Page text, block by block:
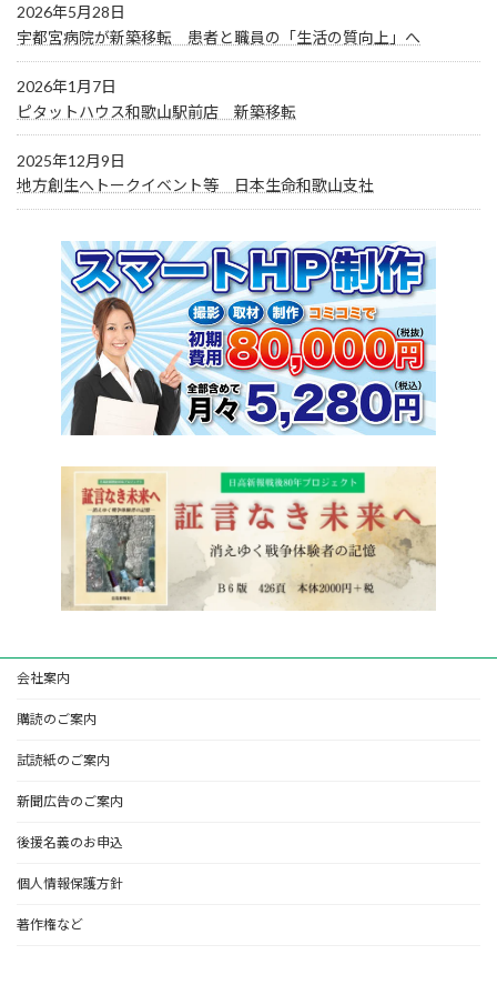
2026年5月28日
宇都宮病院が新築移転 患者と職員の「生活の質向上」へ
2026年1月7日
ピタットハウス和歌山駅前店 新築移転
2025年12月9日
地方創生へトークイベント等 日本生命和歌山支社
会社案内
購読のご案内
試読紙のご案内
新聞広告のご案内
後援名義のお申込
個人情報保護方針
著作権など